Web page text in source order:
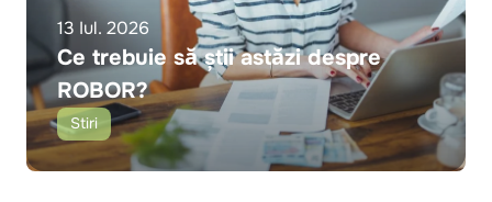
13 Iul. 2026
Ce trebuie să știi astăzi despre
ROBOR?
Stiri